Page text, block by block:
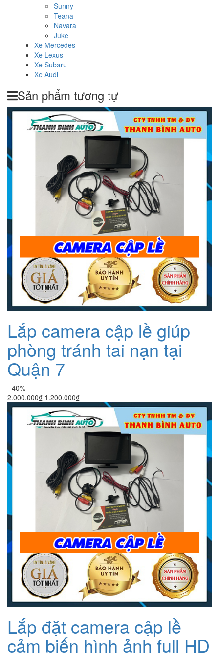
Sunny
Teana
Navara
Juke
Xe Mercedes
Xe Lexus
Xe Subaru
Xe Audi
Sản phẩm tương tự
Lắp camera cập lề giúp
phòng tránh tai nạn tại
Quận 7
- 40%
2.000.000₫ Giá
gốc
là:
2.000.000₫.
1.200.000₫Giá
hiện
tại
là:
1.200.000₫.
Lắp đặt camera cập lề
cảm biến hình ảnh full HD